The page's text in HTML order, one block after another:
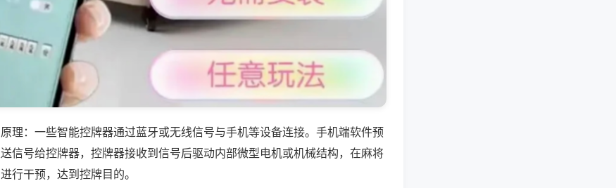
理：一些智能控牌器通过蓝牙或无线信号与手机等设备连接。手机端软件预
信号给控牌器，控牌器接收到信号后驱动内部微型电机或机械结构，在麻将
行干预，达到控牌目的。